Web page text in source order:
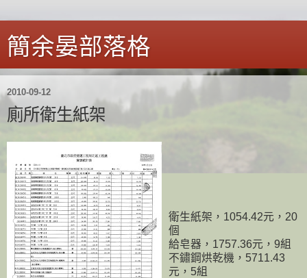
簡余晏部落格
2010-09-12
廁所衛生紙架
衛生紙架，1054.42元，20
個
給皂器，1757.36元，9組
不鏽鋼烘乾機，5711.43
元，5組